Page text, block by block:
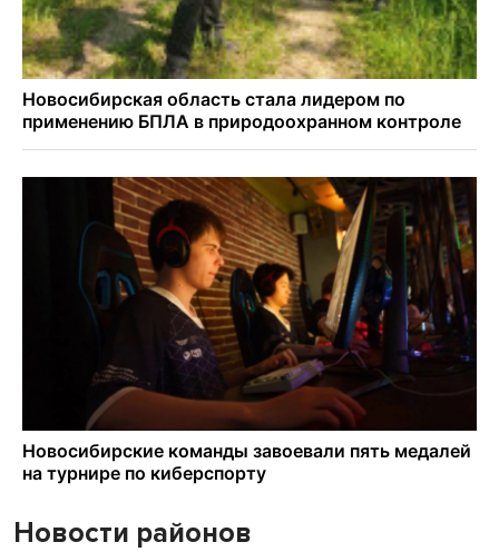
Новости районов